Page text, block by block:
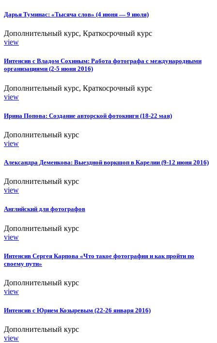
Дарья Туминас: «Тысяча слов» (4 июня — 9 июля)
Дополнительный курс, Краткосрочный курс
view
Интенсив с Владом Сохиным: Работа фотографа с международными
организациями (2-5 июня 2016)
Дополнительный курс, Краткосрочный курс
view
Ирина Попова: Создание авторской фотокниги (18-22 мая)
Дополнительный курс
view
Александра Деменкова: Выездной воркшоп в Карелии (9-12 июня 2016)
Дополнительный курс
view
Английский для фотографов
Дополнительный курс
view
Интенсив Сергея Карпова «Что такое фотография и как пройти по
своему пути»
Дополнительный курс
view
Интенсив с Юрием Козыревым (22-26 января 2016)
Дополнительный курс
view